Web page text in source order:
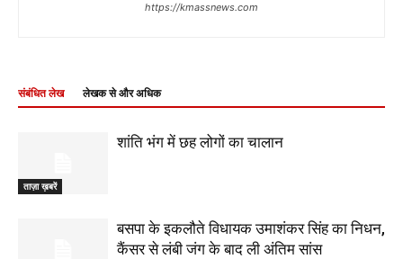
https://kmassnews.com
संबंधित लेख लेखक से और अधिक
ताज़ा ख़बरें
शांति भंग में छह लोगों का चालान
बसपा के इकलौते विधायक उमाशंकर सिंह का निधन,
कैंसर से लंबी जंग के बाद ली अंतिम सांस